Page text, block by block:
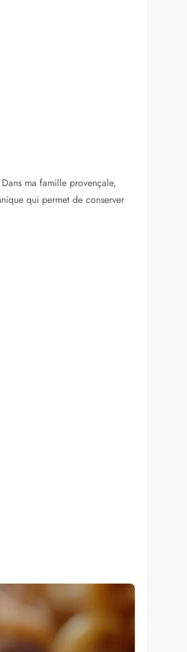
ma famille provençale,
qui permet de conserver